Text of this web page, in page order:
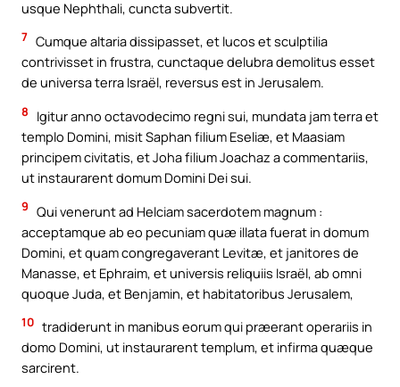
usque Nephthali, cuncta subvertit.
7 Cumque altaria dissipasset, et lucos et sculptilia
contrivisset in frustra, cunctaque delubra demolitus esset
de universa terra Israël, reversus est in Jerusalem.
8
Igitur anno octavodecimo regni sui, mundata jam terra et
templo Domini, misit Saphan filium Eseliæ, et Maasiam
principem civitatis, et Joha filium Joachaz a commentariis,
ut instaurarent domum Domini Dei sui.
9 Qui venerunt ad Helciam sacerdotem magnum :
acceptamque ab eo pecuniam quæ illata fuerat in domum
Domini, et quam congregaverant Levitæ, et janitores de
Manasse, et Ephraim, et universis reliquiis Israël, ab omni
quoque Juda, et Benjamin, et habitatoribus Jerusalem,
10 tradiderunt in manibus eorum qui præerant operariis in
domo Domini, ut instaurarent templum, et infirma quæque
sarcirent.